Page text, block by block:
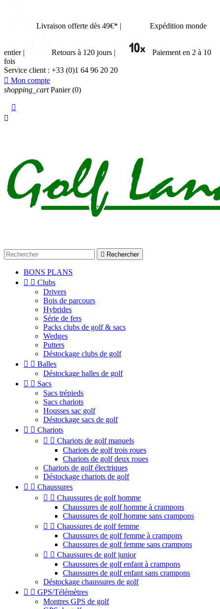
Livraison offerte dès 49€* | Expédition monde
entier | Retours à 120 jours |
Paiement en 2 à 10
fois
Service client : +33 (0)1 64 96 20 20
 Mon compte
shopping_cart Panier (0)


 Rechercher
BONS PLANS
  Clubs
Drivers
Bois de parcours
Hybrides
Série de fers
Packs clubs de golf & sacs
Wedges
Putters
Déstockage clubs de golf
  Balles
Déstockage balles de golf
  Sacs
Sacs trépieds
Sacs chariots
Housses sac golf
Déstockage sacs de golf
  Chariots
  Chariots de golf manuels
Chariots de golf trois roues
Chariots de golf deux roues
Chariots de golf électriques
Déstockage chariots de golf
  Chaussures
  Chaussures de golf homme
Chaussures de golf homme à crampons
Chaussures de golf homme sans crampons
  Chaussures de golf femme
Chaussures de golf femme à crampons
Chaussures de golf femme sans crampons
  Chaussures de golf junior
Chaussures de golf enfant à crampons
Chaussures de golf enfant sans crampons
Déstockage chaussures de golf
  GPS/Télémètres
Montres GPS de golf